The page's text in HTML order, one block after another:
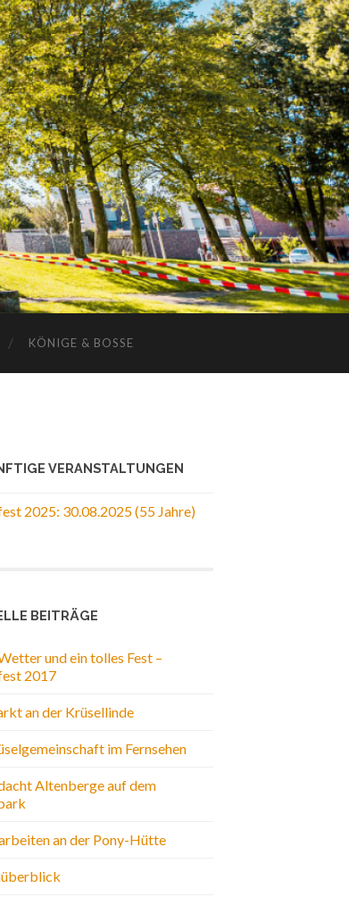
KÖNIGE & BOSSE
VERANSTALTUNGEN
2025: 30.08.2025 (55 Jahre)
BEITRÄGE
und ein tolles Fest –
2017
an der Krüsellinde
im Fernsehen
Altenberge auf dem
an der Pony-Hütte